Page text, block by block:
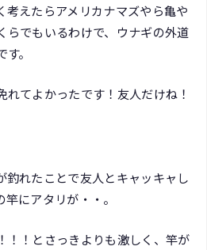
考えたらアメリカナマズやら亀や
らでもいるわけで、ウナギの外道
。
れてよかったです！友人だけね！
釣れたことで友人とキャッキャし
にアタリが・・。
！！とさっきよりも激しく、竿が